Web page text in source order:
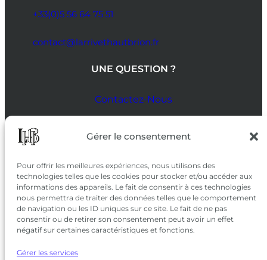
Gérer le consentement
Pour offrir les meilleures expériences, nous utilisons des
technologies telles que les cookies pour stocker et/ou accéder aux
informations des appareils. Le fait de consentir à ces technologies
nous permettra de traiter des données telles que le comportement
de navigation ou les ID uniques sur ce site. Le fait de ne pas
consentir ou de retirer son consentement peut avoir un effet
négatif sur certaines caractéristiques et fonctions.
Gérer les services
+33(0)5 56 64 75 51
contact@larrivethautbrion.fr
UNE QUESTION ?
Contactez-Nous
SUIVEZ-NOUS
SUR LES RÉSEAUX